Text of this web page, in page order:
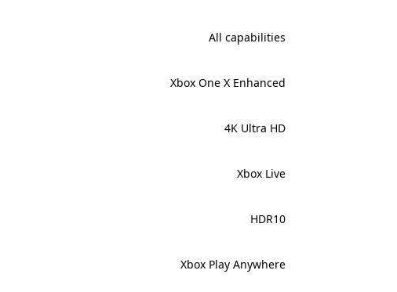
All capabilities
Xbox One X Enhanced
4K Ultra HD
Xbox Live
HDR10
Xbox Play Anywhere